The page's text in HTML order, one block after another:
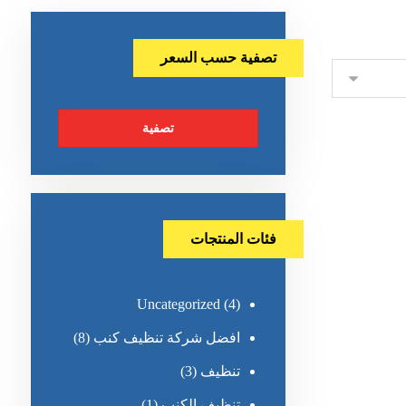
تصفية حسب السعر
تصفية
فئات المنتجات
Uncategorized (4)
افضل شركة تنظيف كنب (8)
تنظيف (3)